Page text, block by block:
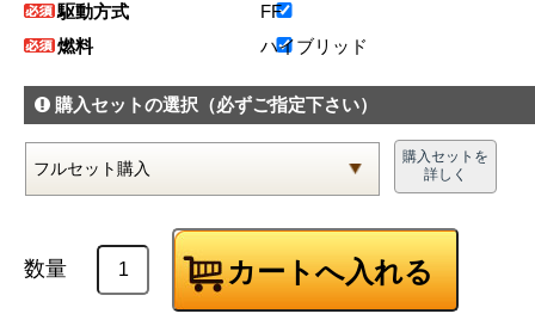
駆動方式
FF
燃料
ハイブリッド
購入セットの選択 （必ずご指定下さい）
購入セットを
詳しく
数量